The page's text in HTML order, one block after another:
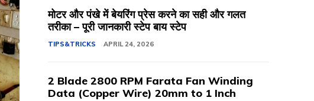
मोटर और पंखे में बेयरिंग प्रेस करने का सही और गलत
तरीका – पूरी जानकारी स्टेप बाय स्टेप
TIPS&TRICKS APRIL 24, 2026
2 Blade 2800 RPM Farata Fan Winding
Data (Copper Wire) 20mm to 1 Inch